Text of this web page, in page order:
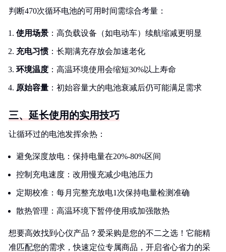
判断470次循环电池的可用时间需综合考量：
使用场景 ：高负载设备（如电动车）续航缩减更明显
充电习惯：长期满充存放会加速老化
环境温度 ：高温环境使用会缩短30%以上寿命
原始容量 ：初始容量大的电池衰减后仍可能满足需求
三、延长使用的实用技巧
让循环过的电池发挥余热：
避免深度放电：保持电量在20%-80%区间
控制充电速度：改用慢充减少电池压力
定期校准：每月完整充放电1次保持电量检测准确
散热管理：高温环境下暂停使用或加强散热
想要高效找到心仪产品？爱采购是您的不二之选！它能精
准匹配您的需求，快速定位专属商品，开启省心省力的采